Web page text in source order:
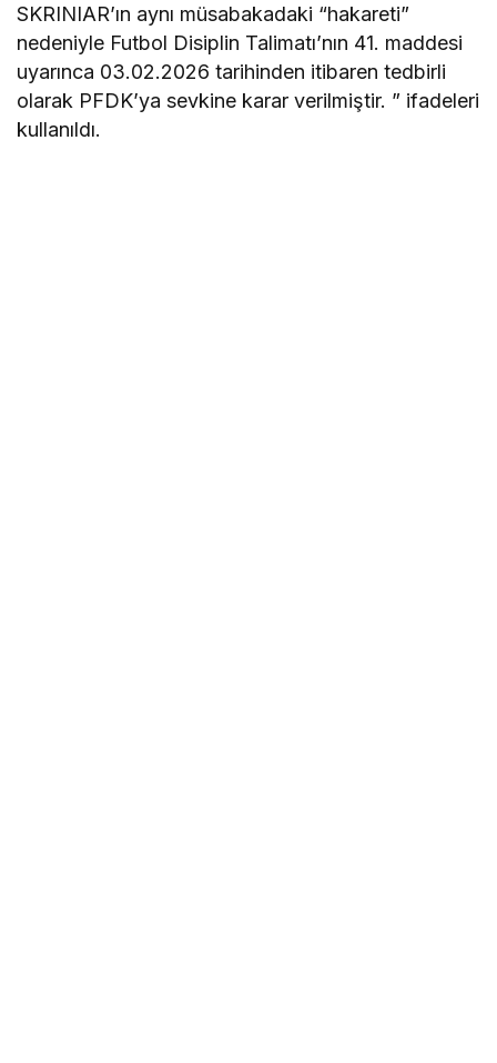
SKRINIAR’ın aynı müsabakadaki “hakareti”
nedeniyle Futbol Disiplin Talimatı’nın 41. maddesi
uyarınca 03.02.2026 tarihinden itibaren tedbirli
olarak PFDK’ya sevkine karar verilmiştir. ” ifadeleri
kullanıldı.